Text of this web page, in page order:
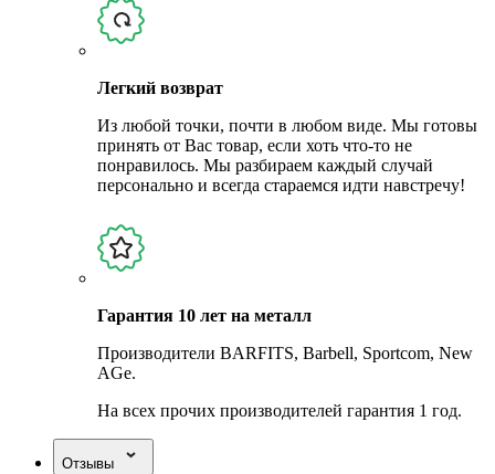
Легкий возврат
Из любой точки, почти в любом виде. Мы готовы
принять от Вас товар, если хоть что-то не
понравилось. Мы разбираем каждый случай
персонально и всегда стараемся идти навстречу!
Гарантия 10 лет на металл
Производители BARFITS, Barbell, Sportcom, New
AGe.
На всех прочих производителей гарантия 1 год.
Отзывы